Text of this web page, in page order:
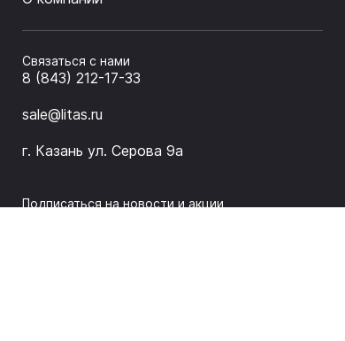
Связаться с нами
8 (843) 212-17-33
sale@litas.ru
г. Казань ул. Серова 9а
Подписаться на новости и акции